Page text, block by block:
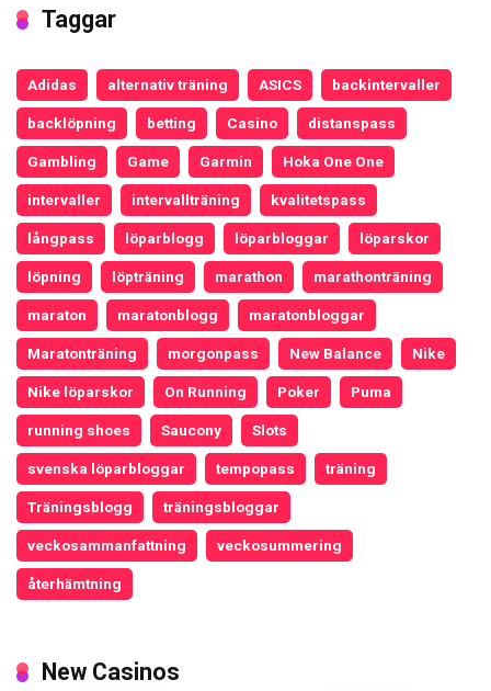
Taggar
Adidas alternativ träning ASICS backintervaller
backlöpning betting Casino distanspass
Gambling Game Garmin Hoka One One
intervaller intervallträning kvalitetspass
långpass löparblogg löparbloggar löparskor
löpning löpträning marathon marathonträning
maraton maratonblogg maratonbloggar
Maratonträning morgonpass New Balance Nike
Nike löparskor On Running Poker Puma
running shoes Saucony Slots
svenska löparbloggar tempopass träning
Träningsblogg träningsbloggar
veckosammanfattning veckosummering
återhämtning
New Casinos